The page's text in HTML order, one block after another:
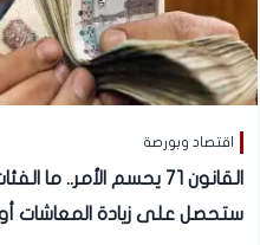
اقتصاد وبورصة
القانون 71 يحسم الأمر.. ما
ستحصل على زيادة المعاشات